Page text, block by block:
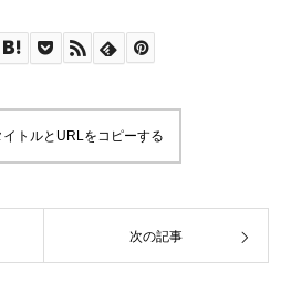
イトルとURLをコピーする
次の記事